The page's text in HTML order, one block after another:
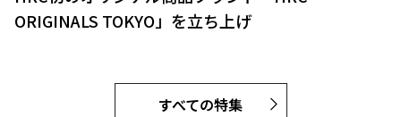
ORIGINALS TOKYO」を立ち上げ
すべての特集